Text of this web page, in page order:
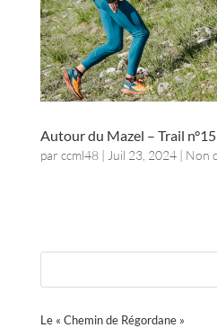
Autour du Mazel – Trail n°15
par ccml48| Juil 23, 2024| Non
Le « Chemin de Régordane »